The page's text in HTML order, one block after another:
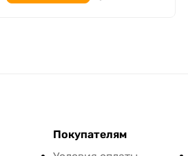
Покупателям